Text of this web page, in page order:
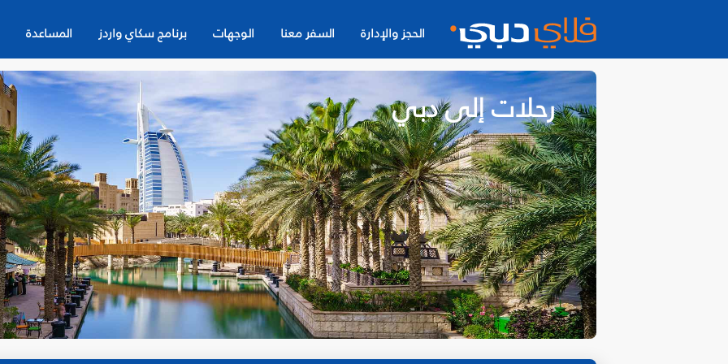
الحجز والإدارة السفر معنا الوجهات برنامج سكاي واردز المساعدة
رحلات إلى دبي